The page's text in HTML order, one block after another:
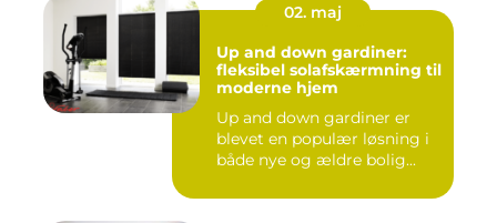
02. maj
Up and down gardiner:
fleksibel solafskærmning til
moderne hjem
Up and down gardiner er
blevet en populær løsning i
både nye og ældre bolig...